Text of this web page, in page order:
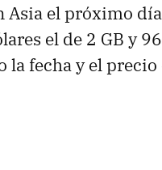
Asia el próximo
el de 2 GB y
la fecha y el